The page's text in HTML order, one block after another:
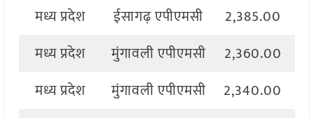
मध्य प्रदेश
ईसागढ़ एपीएमसी 2,385.00
मध्य प्रदेश
मुंगावली एपीएमसी 2,360.00
मध्य प्रदेश
मुंगावली एपीएमसी 2,340.00